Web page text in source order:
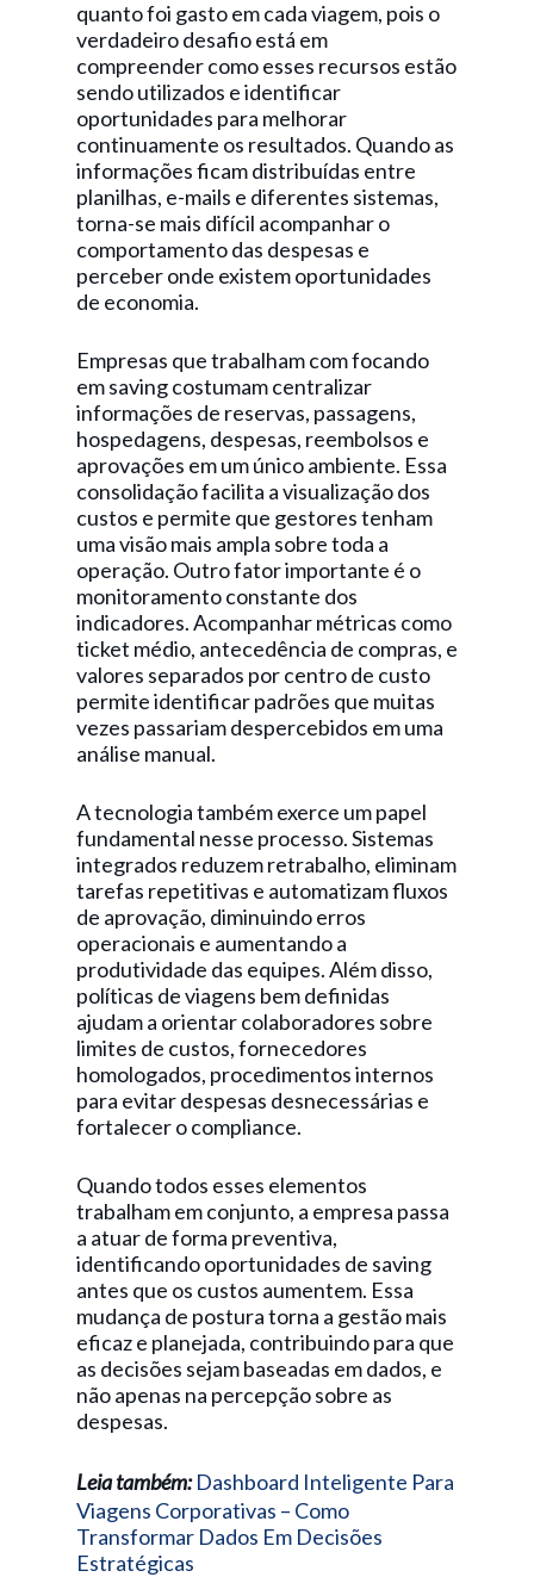
quanto foi gasto em cada viagem, pois o
verdadeiro desafio está em
compreender como esses recursos estão
sendo utilizados e identificar
oportunidades para melhorar
continuamente os resultados. Quando as
informações ficam distribuídas entre
planilhas, e-mails e diferentes sistemas,
torna-se mais difícil acompanhar o
comportamento das despesas e
perceber onde existem oportunidades
de economia.
Empresas que trabalham com focando
em saving costumam centralizar
informações de reservas, passagens,
hospedagens, despesas, reembolsos e
aprovações em um único ambiente. Essa
consolidação facilita a visualização dos
custos e permite que gestores tenham
uma visão mais ampla sobre toda a
operação. Outro fator importante é o
monitoramento constante dos
indicadores. Acompanhar métricas como
ticket médio, antecedência de compras, e
valores separados por centro de custo
permite identificar padrões que muitas
vezes passariam despercebidos em uma
análise manual.
A tecnologia também exerce um papel
fundamental nesse processo. Sistemas
integrados reduzem retrabalho, eliminam
tarefas repetitivas e automatizam fluxos
de aprovação, diminuindo erros
operacionais e aumentando a
produtividade das equipes. Além disso,
políticas de viagens bem definidas
ajudam a orientar colaboradores sobre
limites de custos, fornecedores
homologados, procedimentos internos
para evitar despesas desnecessárias e
fortalecer o compliance.
Quando todos esses elementos
trabalham em conjunto, a empresa passa
a atuar de forma preventiva,
identificando oportunidades de saving
antes que os custos aumentem. Essa
mudança de postura torna a gestão mais
eficaz e planejada, contribuindo para que
as decisões sejam baseadas em dados, e
não apenas na percepção sobre as
despesas.
Leia também: Dashboard Inteligente Para
Viagens Corporativas – Como
Transformar Dados Em Decisões
Estratégicas